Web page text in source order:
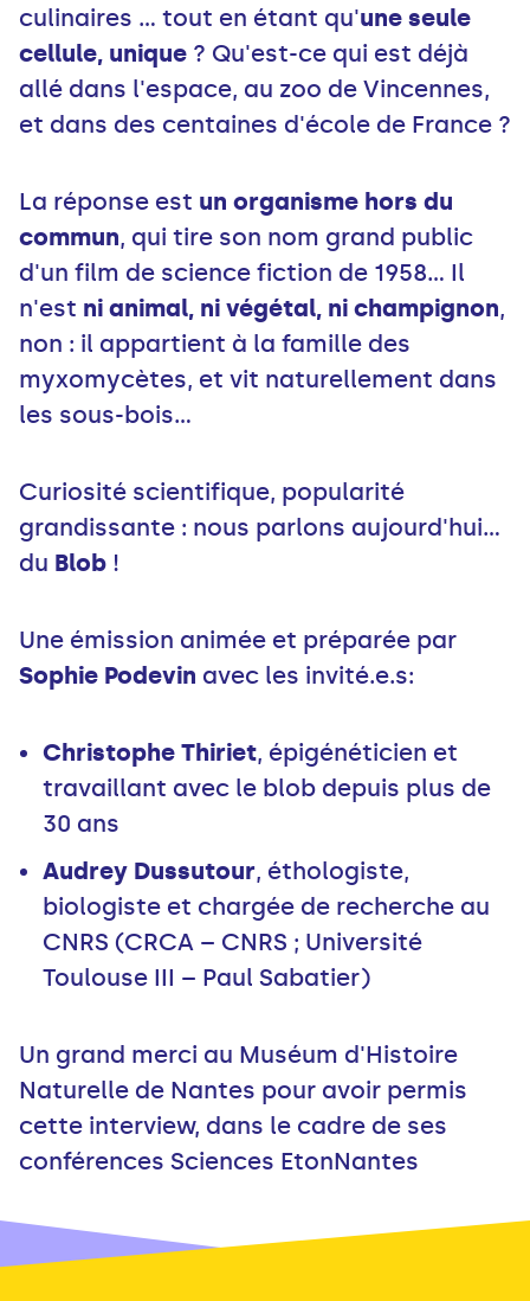
culinaires ... tout en étant qu'une seule
cellule, unique ? Qu'est-ce qui est déjà
allé dans l'espace, au zoo de Vincennes,
et dans des centaines d'école de France ?
La réponse est un organisme hors du
commun, qui tire son nom grand public
d'un film de science fiction de 1958... Il
n'est ni animal, ni végétal, ni champignon,
non : il appartient à la famille des
myxomycètes, et vit naturellement dans
les sous-bois...
Curiosité scientifique, popularité
grandissante : nous parlons aujourd'hui...
du Blob !
Une émission animée et préparée par
Sophie Podevin avec les invité.e.s:
Christophe Thiriet, épigénéticien et
travaillant avec le blob depuis plus de
30 ans
Audrey Dussutour, éthologiste,
biologiste et chargée de recherche au
CNRS (CRCA – CNRS ; Université
Toulouse III – Paul Sabatier)
Un grand merci au Muséum d'Histoire
Naturelle de Nantes pour avoir permis
cette interview, dans le cadre de ses
conférences Sciences EtonNantes